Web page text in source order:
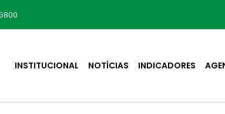
INSTITUCIONAL NOTÍCIAS INDICADORES